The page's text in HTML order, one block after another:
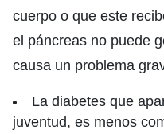
cuerpo o que este
el páncreas no puede
causa un problema
La diabetes que
juventud, es menos